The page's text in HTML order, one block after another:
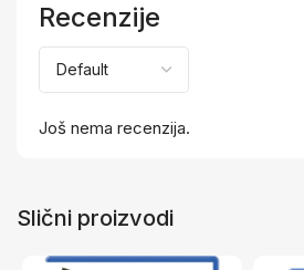
Recenzije
Još nema recenzija.
Slični proizvodi